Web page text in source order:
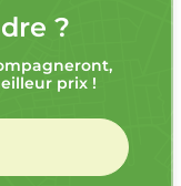
?
prix !